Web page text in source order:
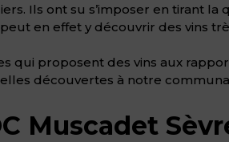
Ils ont su s’imposer en tirant
en effet y découvrir des vins
proposent des vins aux
découvertes à notre
Muscadet